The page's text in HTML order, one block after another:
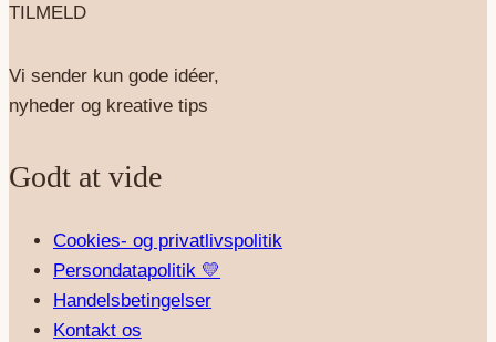
TILMELD
Vi sender kun gode idéer,
nyheder og kreative tips
Godt at vide
Cookies- og privatlivspolitik
Persondatapolitik 💛
Handelsbetingelser
Kontakt os